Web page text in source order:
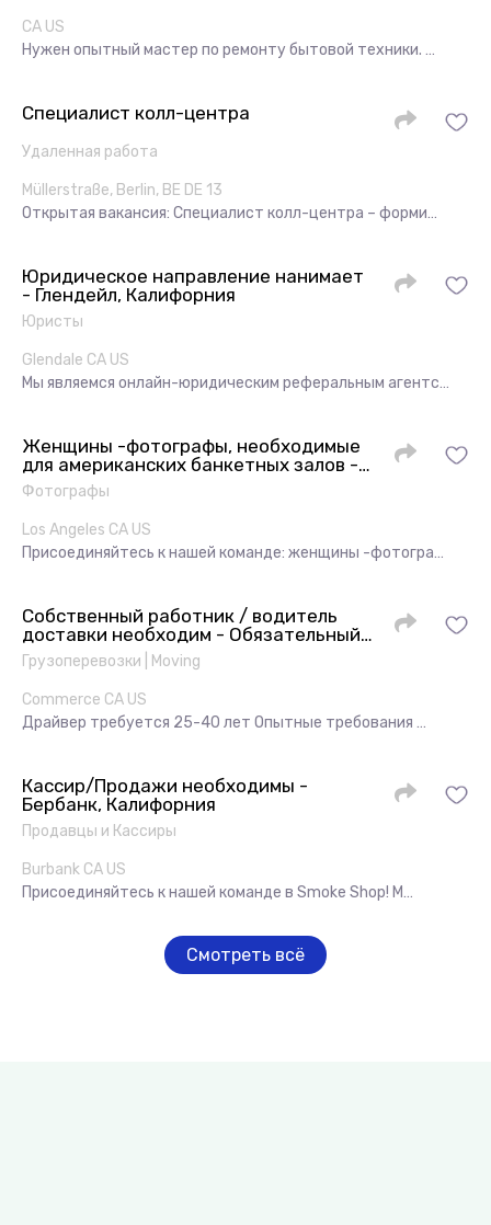
CA US
Нужен опытный мастер по ремонту бытовой техники. …
Специалист колл-центра
Удаленная работа
Müllerstraße, Berlin, BE DE 13
Открытая вакансия: Специалист колл-центра – форми…
Юридическое направление нанимает
- Глендейл, Калифорния
Юристы
Glendale CA US
Мы являемся онлайн-юридическим реферальным агентс…
Женщины -фотографы, необходимые
для американских банкетных залов -
Ван Найс, Глендейл, Калифорния
Фотографы
Los Angeles CA US
Присоединяйтесь к нашей команде: женщины -фотогра…
Собственный работник / водитель
доставки необходим - Обязательный
офицер склада / доставка водителя -
Commerce, CA
Грузоперевозки | Moving
Commerce CA US
Драйвер требуется 25-40 лет Опытные требования …
Кассир/Продажи необходимы -
Бербанк, Калифорния
Продавцы и Кассиры
Burbank CA US
Присоединяйтесь к нашей команде в Smoke Shop! М…
Смотреть всё